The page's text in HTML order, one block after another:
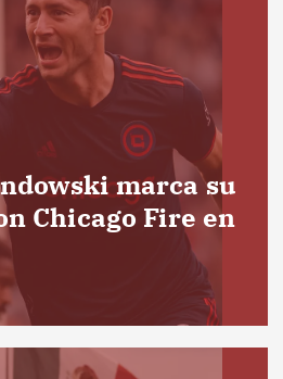
marca su
Chicago Fire en